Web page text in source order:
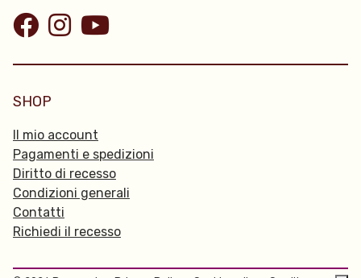
SHOP
Il mio account
Pagamenti e spedizioni
Diritto di recesso
Condizioni generali
Contatti
Richiedi il recesso